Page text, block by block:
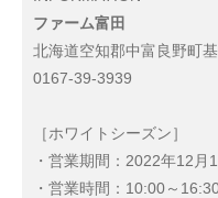
ファーム富田
北海道空知郡中富良野町
0167-39-3939
［ホワイトシーズン］
・営業期間：2022年12月
・営業時間：10:00～